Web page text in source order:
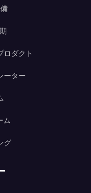
ロダクト
ーター
ム
グ